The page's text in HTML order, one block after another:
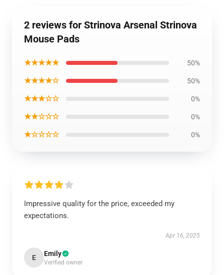
2 reviews for Strinova Arsenal Strinova
Mouse Pads
★★★★★ 50%
★★★★☆ 50%
★★★☆☆ 0%
★★☆☆☆ 0%
★☆☆☆☆ 0%
Impressive quality for the price, exceeded my
expectations.
Apr 16, 2025
E Emily
Verified owner